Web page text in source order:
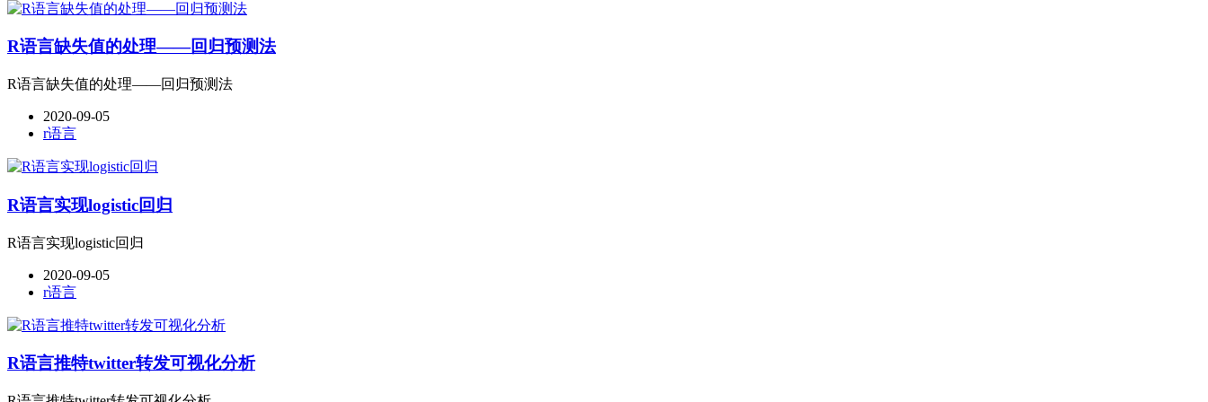
R语言缺失值的处理——回归预测法
R语言缺失值的处理——回归预测法
2020-09-05
r语言
R语言实现logistic回归
R语言实现logistic回归
2020-09-05
r语言
R语言推特twitter转发可视化分析